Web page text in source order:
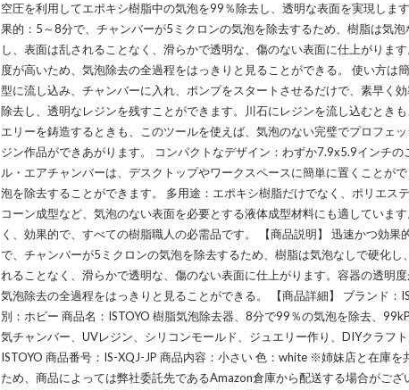
空圧を利用してエポキシ樹脂中の気泡を99％除去し、透明な表面を実現しま
果的：5～8分で、チャンバーが5ミクロンの気泡を除去するため、樹脂は気泡
し、表面は乱されることなく、滑らかで透明な、傷のない表面に仕上がりま
度が高いため、気泡除去の全過程をはっきりと見ることができる。 使い方は
型に流し込み、チャンバーに入れ、ポンプをスタートさせるだけで、素早く
除去し、透明なレジンを残すことができます。川石にレジンを流し込むときも
エリーを鋳造するときも、このツールを使えば、気泡のない完璧でプロフェ
ジン作品ができあがります。 コンパクトなデザイン：わずか7.9x5.9インチの
ル・エアチャンバーは、デスクトップやワークスペースに簡単に置くことが
泡を除去することができます。 多用途：エポキシ樹脂だけでなく、ポリエス
コーン成型など、気泡のない表面を必要とする液体成型材料にも適していま
く、効果的で、すべての樹脂職人の必需品です。 【商品説明】 迅速かつ効果
で、チャンバーが5ミクロンの気泡を除去するため、樹脂は気泡なしで硬化し
れることなく、滑らかで透明な、傷のない表面に仕上がります。容器の透明度
気泡除去の全過程をはっきりと見ることができる。 【商品詳細】 ブランド：
別：ホビー 商品名：ISTOYO 樹脂気泡除去器、8分で99％の気泡を除去、
気チャンバー、UVレジン、シリコンモールド、ジュエリー作り、DIYクラフト
ISTOYO 商品番号：IS-XQJ-JP 商品内容：小さい 色：white ※姉妹店と在庫を
ため、商品によっては弊社委託先であるAmazon倉庫から配送する場合がご